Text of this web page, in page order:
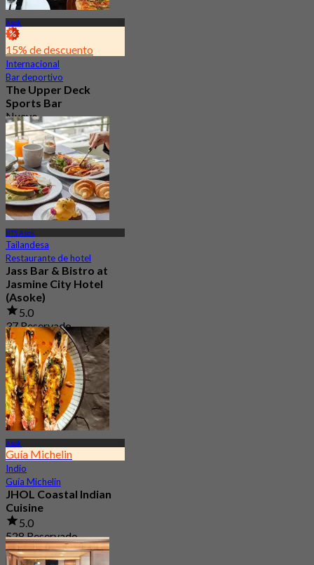
Asok
15% de descuento
Internacional
Bar deportivo
The Upper Deck
Sports Bar
Nuevo
4.7
Desde฿ 315
BTS Asok
Tailandesa
Restaurante de hotel
Jass Bar & Bistro at
Jasmine City Hotel
(Asoke)
5.0
37 Reservado
Desde ฿ 453
Asok
Guía Michelin
Indio
Guía Michelin
JHOL Coastal Indian
Cuisine
5.0
528 Reservado
Desde฿ 1,363.33